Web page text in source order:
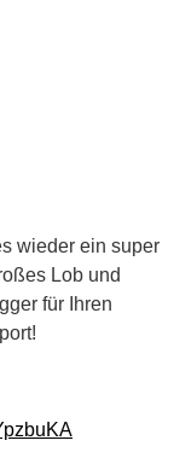
wieder ein super
Lob und
für Ihren